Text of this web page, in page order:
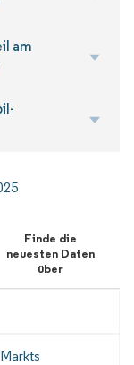
am
Finde die
neuesten Daten
über